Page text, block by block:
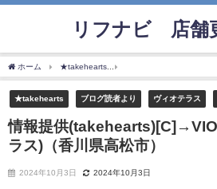
リフナビ®店舗
ホーム ★takehearts
★takehearts ブログ読者より ヴィオテラス
情報提供
ラス)（香川県高松市）
2024年10月3日 2024年10月3日